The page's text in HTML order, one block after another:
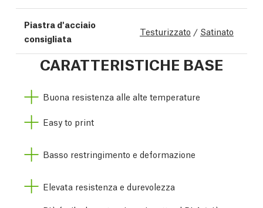
Piastra d'acciaio
consigliata
Testurizzato / Satinato
CARATTERISTICHE BASE
Buona resistenza alle alte temperature
Easy to print
Basso restringimento e deformazione
Elevata resistenza e durevolezza